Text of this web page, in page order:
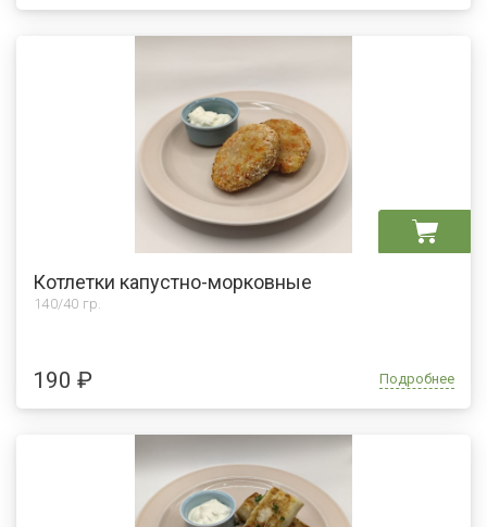
Котлетки капустно-морковные
140/40 гр.
190 ₽ Подробнее